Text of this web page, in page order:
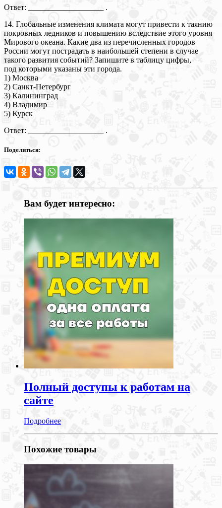
Ответ: ___________________ .
14. Глобальные изменения климата могут привести к таянию
покровных ледников и повышению вследствие этого уровня
Мирового океана. Какие два из перечисленных городов
России могут пострадать в наибольшей степени в случае
такого развития событий? Запишите в таблицу цифры,
под которыми указаны эти города.
1) Москва
2) Санкт-Петербург
3) Калининград
4) Владимир
5) Курск
Ответ: ___________________ .
Поделиться:
Вам будет интересно:
Полный доступы к работам на
сайте
Подробнее
Похожие товары